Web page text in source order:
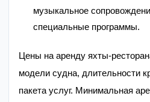
музыкальное
специальные программы.
Цены на аренду яхты-
модели судна, длительности
пакета услуг. Минимальная